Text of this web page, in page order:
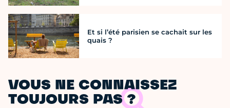
Et si l’été parisien se cachait sur les
quais ?
VOUS NE CONNAISSEZ
TOUJOURS PAS ?